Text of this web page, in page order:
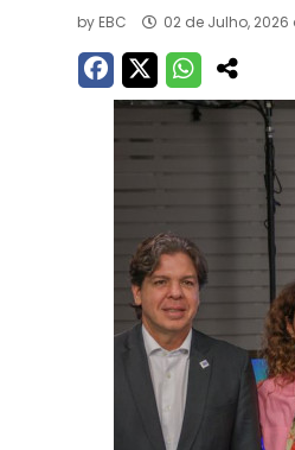
by EBC 02 de Julho, 2026